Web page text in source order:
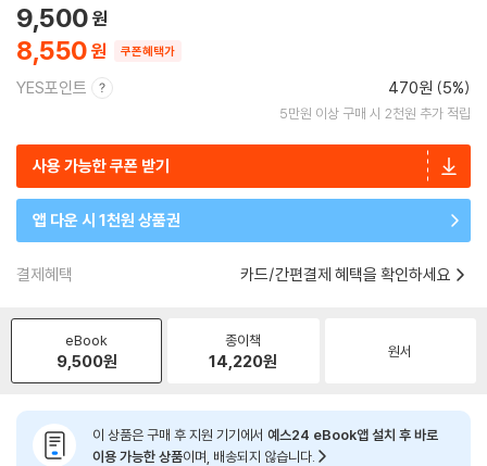
8,550
9,500
쿠폰혜택가
YES포인트 470원 (5%)
5만원 이상 구매 시 2천원 추가 적립
사용 가능한 쿠폰 받기
앱 다운 시 1천원 상품권
결제혜택 카드/간편결제 혜택을 확인하세요
eBook
9,500원
종이책
14,220원 원서
이 상품은 구매 후 지원 기기에서 예스24 eBook앱 설치 후 바로
이용 가능한 상품이며, 배송되지 않습니다.